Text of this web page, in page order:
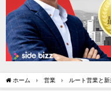
ホーム 営業 ルート営業と